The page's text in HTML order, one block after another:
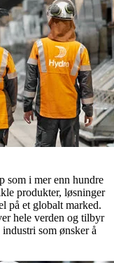
som i mer enn hundre
produkter, løsninger
på et globalt marked.
hele verden og tilbyr
som ønsker å